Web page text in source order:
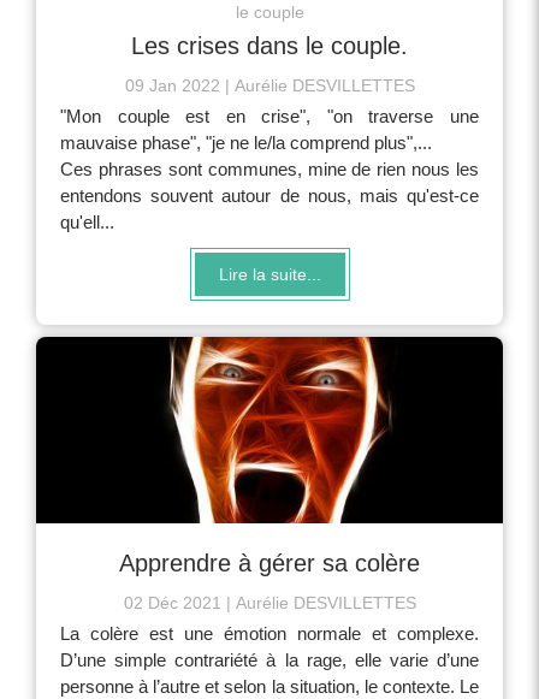
le couple
Les crises dans le couple.
09 Jan 2022 Aurélie DESVILLETTES
"Mon couple est en crise", "on traverse une
mauvaise phase", "je ne le/la comprend plus",...
Ces phrases sont communes, mine de rien nous les
entendons souvent autour de nous, mais qu'est-ce
qu'ell...
Lire la suite...
Apprendre à gérer sa colère
02 Déc 2021 Aurélie DESVILLETTES
La colère est une émotion normale et complexe.
D’une simple contrariété à la rage, elle varie d’une
personne à l’autre et selon la situation, le contexte. Le